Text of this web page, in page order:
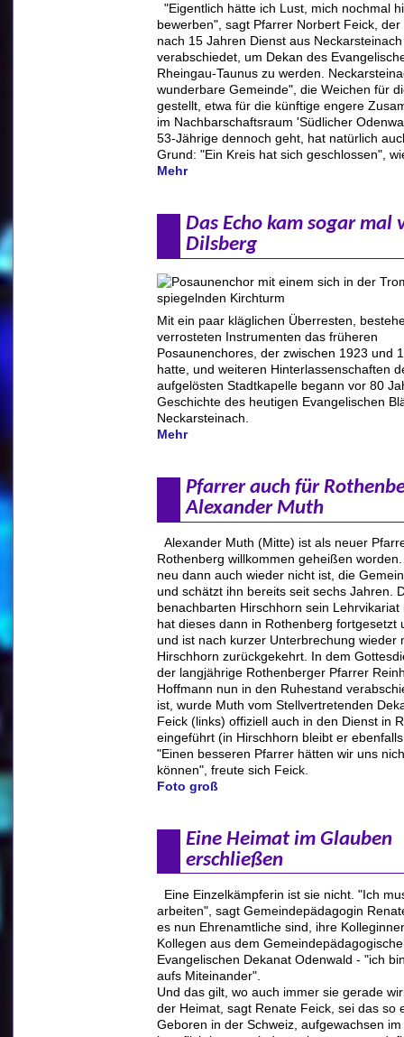
"Eigentlich hätte ich Lust, mich nochmal
bewerben", sagt Pfarrer Norbert Feick, der
nach 15 Jahren Dienst aus Neckarsteinach
verabschiedet, um Dekan des
Rheingau-Taunus zu werden.
wunderbare Gemeinde", die Weichen für
gestellt, etwa für die künftige engere
im Nachbarschaftsraum 'Südlicher
53-Jährige dennoch geht, hat natürlich
Grund: "Ein Kreis hat sich geschlossen",
Mehr
Das Echo kam sogar mal
Dilsberg
Mit ein paar kläglichen Überresten,
verrosteten Instrumenten das früheren
Posaunenchores, der zwischen 1923 und
hatte, und weiteren Hinterlassenschaften
aufgelösten Stadtkapelle begann vor 80
Geschichte des heutigen Evangelischen
Neckarsteinach.
Mehr
Pfarrer auch für
Alexander Muth
Alexander Muth (Mitte) ist als neuer
Rothenberg willkommen geheißen
neu dann auch wieder nicht ist, die
und schätzt ihn bereits seit sechs Jahren.
benachbarten Hirschhorn sein Lehrvikariat
hat dieses dann in Rothenberg fortgesetzt
und ist nach kurzer Unterbrechung wieder
Hirschhorn zurückgekehrt. In dem
der langjährige Rothenberger Pfarrer
Hoffmann nun in den Ruhestand
ist, wurde Muth vom Stellvertretenden
Feick (links) offiziell auch in den Dienst in
eingeführt (in Hirschhorn bleibt er
"Einen besseren Pfarrer hätten wir uns
können", freute sich Feick.
Foto groß
Eine Heimat im Glauben
erschließen
Eine Einzelkämpferin ist sie nicht. "Ich
arbeiten", sagt Gemeindepädagogin
es nun Ehrenamtliche sind, ihre
Kollegen aus dem
Evangelischen Dekanat Odenwald - "ich
aufs Miteinander".
Und das gilt, wo auch immer sie gerade
der Heimat, sagt Renate Feick, sei das so
Geboren in der Schweiz, aufgewachsen